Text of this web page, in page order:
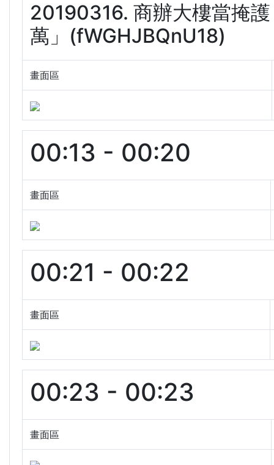
20190316. 商辦大樓當掩
萬」(fWGHJBQnU18)
畫面區
00:13 - 00:20
畫面區
00:21 - 00:22
畫面區
00:23 - 00:23
畫面區